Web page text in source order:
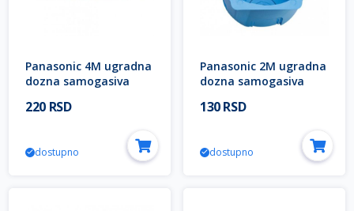
Panasonic 4M ugradna
dozna samogasiva
Halogen Free Thea
220 RSD
dostupno
Panasonic 2M ugradna
dozna samogasiva
Halogen Free Thea
130 RSD
dostupno